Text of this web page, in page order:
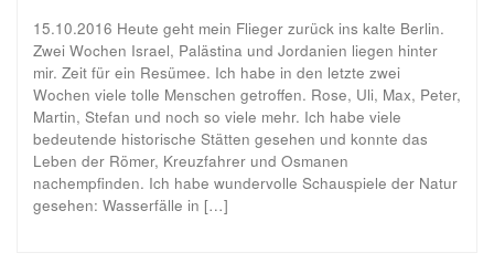
15.10.2016 Heute geht mein Flieger zurück ins kalte Berlin.
Zwei Wochen Israel, Palästina und Jordanien liegen hinter
mir. Zeit für ein Resümee. Ich habe in den letzte zwei
Wochen viele tolle Menschen getroffen. Rose, Uli, Max, Peter,
Martin, Stefan und noch so viele mehr. Ich habe viele
bedeutende historische Stätten gesehen und konnte das
Leben der Römer, Kreuzfahrer und Osmanen
nachempfinden. Ich habe wundervolle Schauspiele der Natur
gesehen: Wasserfälle in […]